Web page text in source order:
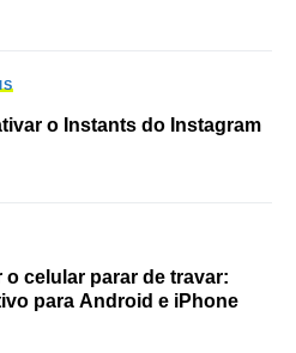
o Instants do Instagram
o celular parar de travar:
para Android e iPhone